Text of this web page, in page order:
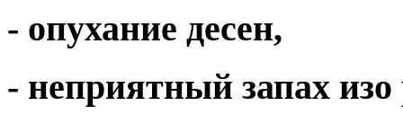
- опухание десен,
- неприятный запах изо